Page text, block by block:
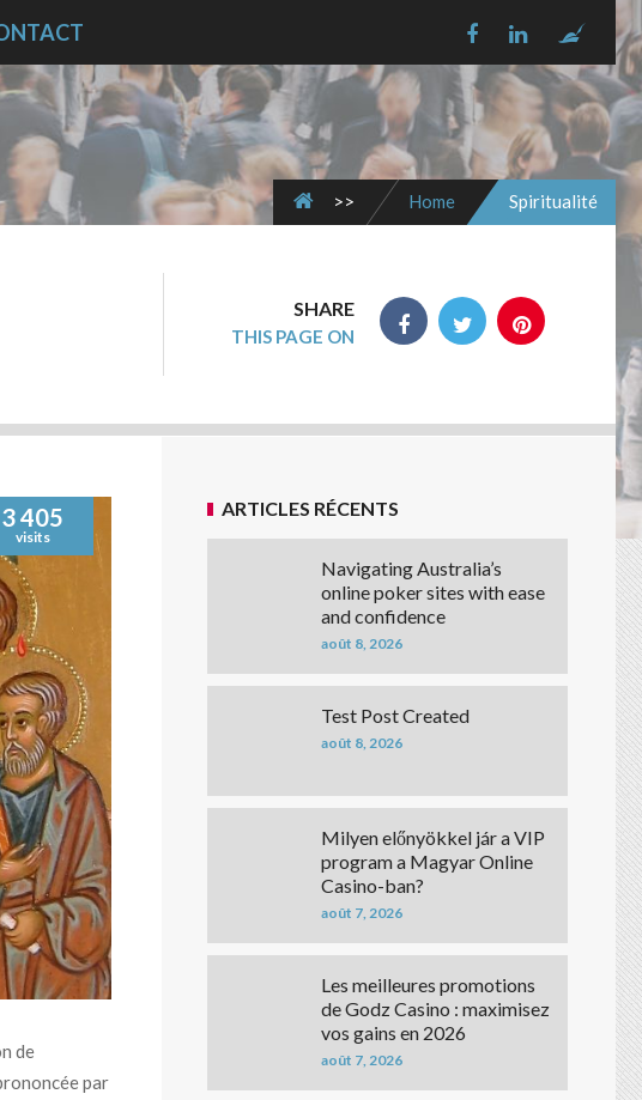
>> Home Spiritualité
SHARE
THIS PAGE ON
3 405
visits
de
par
ARTICLES RÉCENTS
Navigating Australia’s
online poker sites with ease
and confidence
août 8, 2026
Test Post Created
août 8, 2026
Milyen előnyökkel jár a VIP
program a Magyar Online
Casino-ban?
août 7, 2026
Les meilleures promotions
de Godz Casino : maximisez
vos gains en 2026
août 7, 2026